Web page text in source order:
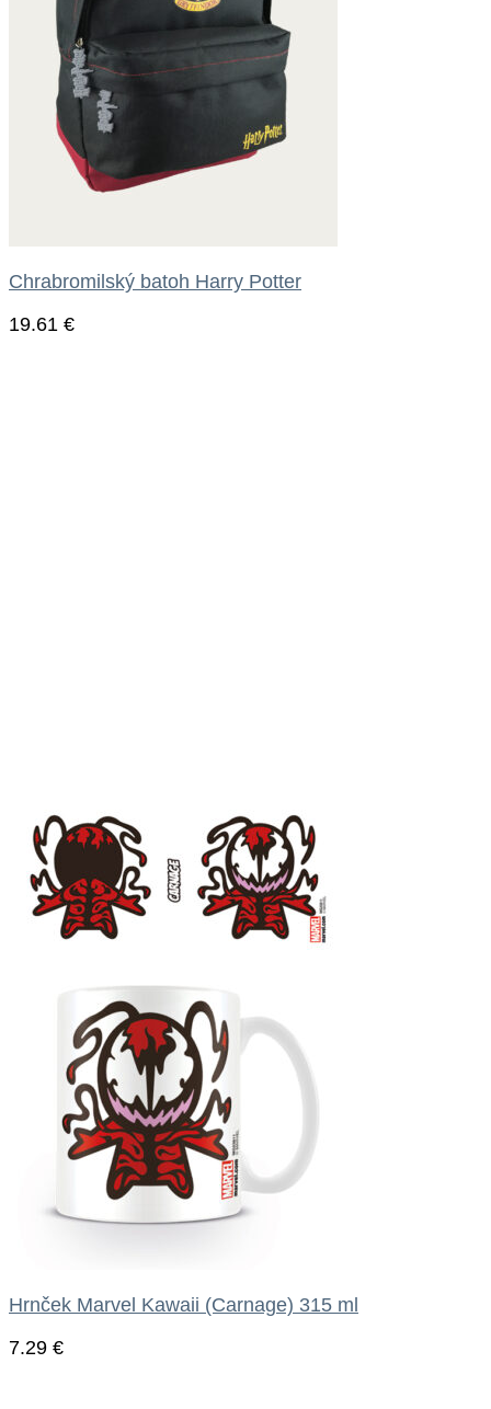
Chrabromilský batoh Harry Potter
19.61 €
Hrnček Marvel Kawaii (Carnage) 315 ml
7.29 €